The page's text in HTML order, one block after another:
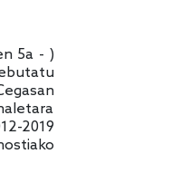
5a - )
2019